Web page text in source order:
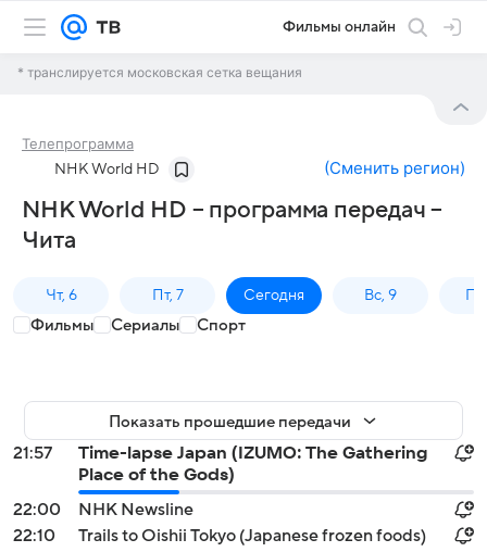
Фильмы онлайн
* транслируется московская сетка вещания
Телепрограмма
NHK World HD (Сменить регион)
NHK World HD – программа передач –
Чита
Чт, 6 Пт, 7 Сегодня Вс, 9
Фильмы Сериалы Спорт
Показать прошедшие передачи
21:57
Time-lapse Japan (IZUMO: The Gathering
Place of the Gods)
22:00
NHK Newsline
22:10
Trails to Oishii Tokyo (Japanese frozen foods)